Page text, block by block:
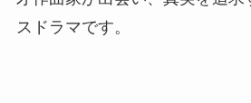
スドラマです。